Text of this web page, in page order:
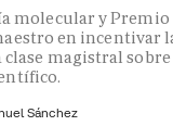
molecular y Premio
en incentivar
magistral sobre
Sánchez